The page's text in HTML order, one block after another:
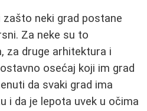
neki grad postane
Za neke su to
za druge arhitektura i
osećaj koji im grad
da svaki grad ima
i da je lepota uvek u očima